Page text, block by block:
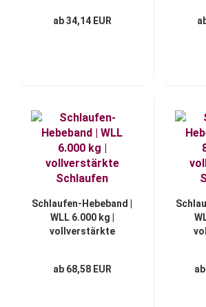
ab 34,14 EUR
Schlaufen-Hebeband |
WLL 6.000 kg |
vollverstärkte
ab 68,58 EUR